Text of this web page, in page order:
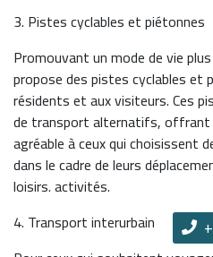
3. Pistes cyclables et piétonnes
Promouvant un mode de vie
propose des pistes cyclables et
résidents et aux visiteurs. Ces
de transport alternatifs, offrant
agréable à ceux qui choisissent
dans le cadre de leurs
loisirs. activités.
4. Transport interurbain